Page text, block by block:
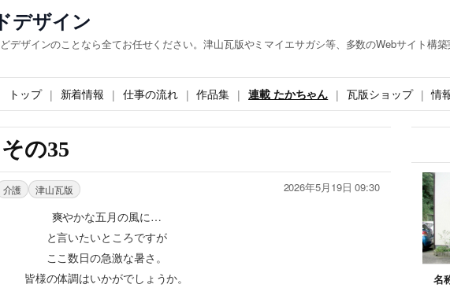
デザイン
デザインのことなら全てお任せください。津山瓦版やミマイエサガシ等、多数のWebサイト構築
トップ 新着情報 仕事の流れ 作品集 連載 たかちゃん 瓦版ショップ 情
の35
介護 津山瓦版 2026年5月19日 09:30
爽やかな五月の風に…
と言いたいところですが
ここ数日の急激な暑さ。
皆様の体調はいかがでしょうか。
名